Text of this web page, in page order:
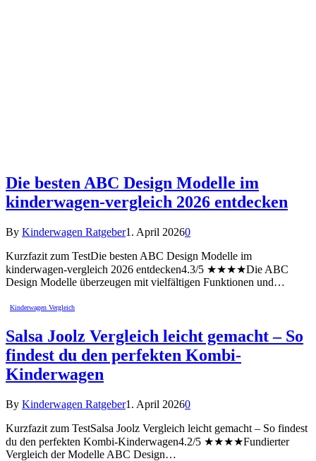
Die besten ABC Design Modelle im
kinderwagen-vergleich 2026 entdecken
By Kinderwagen Ratgeber1. April 20260
Kurzfazit zum TestDie besten ABC Design Modelle im
kinderwagen-vergleich 2026 entdecken4.3/5 ★★★★Die ABC
Design Modelle überzeugen mit vielfältigen Funktionen und…
Kinderwagen Vergleich
Salsa Joolz Vergleich leicht gemacht – So
findest du den perfekten Kombi-
Kinderwagen
By Kinderwagen Ratgeber1. April 20260
Kurzfazit zum TestSalsa Joolz Vergleich leicht gemacht – So findest
du den perfekten Kombi-Kinderwagen4.2/5 ★★★★Fundierter
Vergleich der Modelle ABC Design…